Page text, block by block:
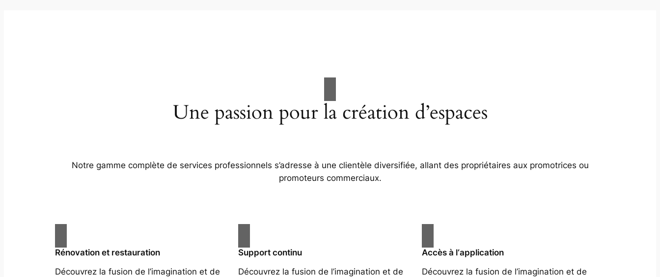
Une passion pour la création d’espaces
Notre gamme complète de services professionnels s’adresse à une clientèle diversifiée, allant des propriétaires aux promotrices ou
promoteurs commerciaux.
Rénovation et restauration
Découvrez la fusion de l’imagination et de
Support continu
Découvrez la fusion de l’imagination et de
Accès à l‘application
Découvrez la fusion de l’imagination et de